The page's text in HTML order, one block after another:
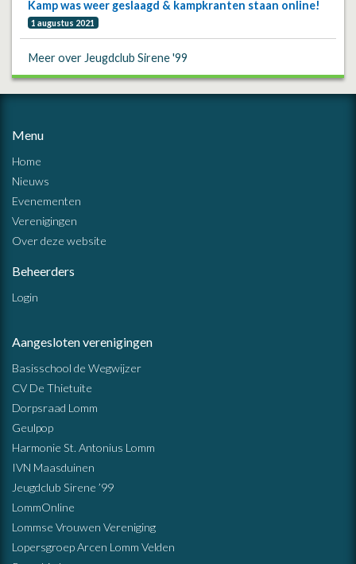
Kamp was weer geslaagd & kampkranten staan online!
1 augustus 2021
Meer over Jeugdclub Sirene '99
Menu
Home
Nieuws
Evenementen
Verenigingen
Over deze website
Beheerders
Login
Aangesloten verenigingen
Basisschool de Wegwijzer
CV De Thietuite
Dorpsraad Lomm
Geulpop
Harmonie St. Antonius Lomm
IVN Maasduinen
Jeugdclub Sirene ’99
LommOnline
Lommse Vrouwen Vereniging
Lopersgroep Arcen Lomm Velden